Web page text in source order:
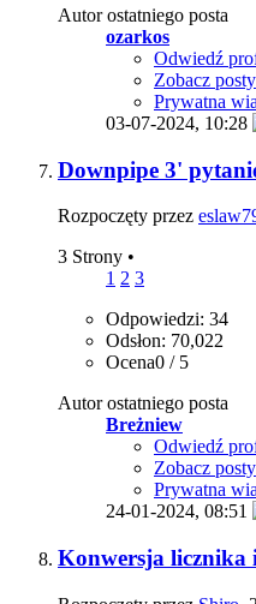
Autor ostatniego posta
ozarkos
Odwiedź
Zobacz posty
Prywatna
03-07-2024, 10:28
Downpipe 3'
Rozpoczęty przez
3 Strony •
1 2 3
Odpowiedzi: 34
Odsłon: 70,022
Ocena0 / 5
Autor ostatniego posta
Breżniew
Odwiedź
Zobacz posty
Prywatna
24-01-2024, 08:51
Konwersja licznika